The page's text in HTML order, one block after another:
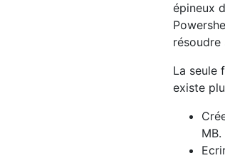
épineux
La seule
existe
MB.